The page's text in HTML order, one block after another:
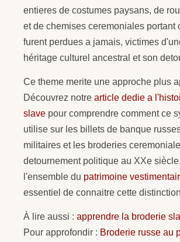
entieres de costumes paysans, de
et de chemises ceremoniales portant
furent perdues a jamais, victimes
héritage culturel ancestral et son
Ce theme merite une approche plus
Découvrez notre article dedie a
slave pour comprendre comment ce
utilise sur les billets de banque
militaires et les broderies
detournement politique au XXe
l'ensemble du patrimoine
essentiel de connaitre cette
À lire aussi : apprendre la broderie
Pour approfondir : Broderie russe au